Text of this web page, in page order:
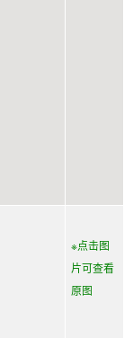
※点击图
片可查看
原图